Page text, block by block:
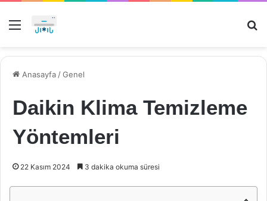
Menü
Anasayfa /Genel
Daikin Klima Temizleme
Yöntemleri
22 Kasım 2024 3 dakika okuma süresi